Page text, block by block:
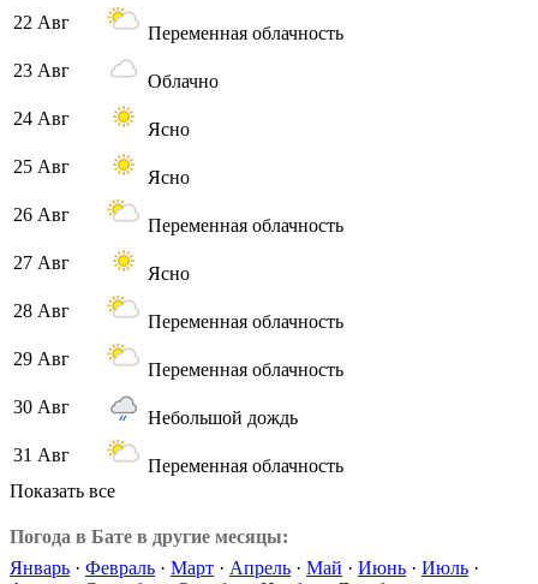
22 Авг
Переменная облачность
23 Авг
Облачно
24 Авг
Ясно
25 Авг
Ясно
26 Авг
Переменная облачность
27 Авг
Ясно
28 Авг
Переменная облачность
29 Авг
Переменная облачность
30 Авг
Небольшой дождь
31 Авг
Переменная облачность
Показать все
Погода в Бате в другие месяцы:
Январь · Февраль · Март · Апрель · Май · Июнь · Июль ·